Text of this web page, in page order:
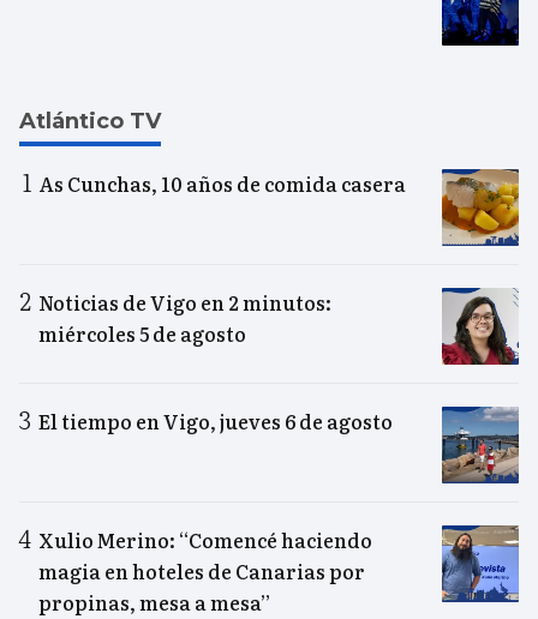
Atlántico TV
As Cunchas, 10 años de comida casera
Noticias de Vigo en 2 minutos:
miércoles 5 de agosto
El tiempo en Vigo, jueves 6 de agosto
Xulio Merino: “Comencé haciendo
magia en hoteles de Canarias por
propinas, mesa a mesa”